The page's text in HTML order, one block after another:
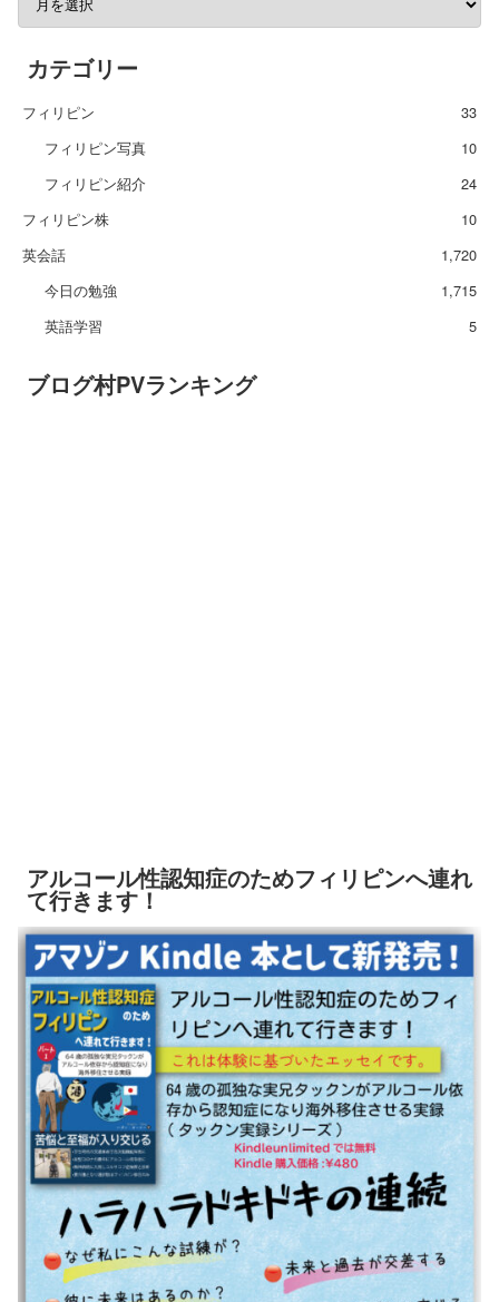
カテゴリー
フィリピン
33
フィリピン写真
10
フィリピン紹介
24
フィリピン株
10
英会話
1,720
今日の勉強
1,715
英語学習
5
ブログ村PVランキング
アルコール性認知症のためフィリピンへ連れ
て行きます！